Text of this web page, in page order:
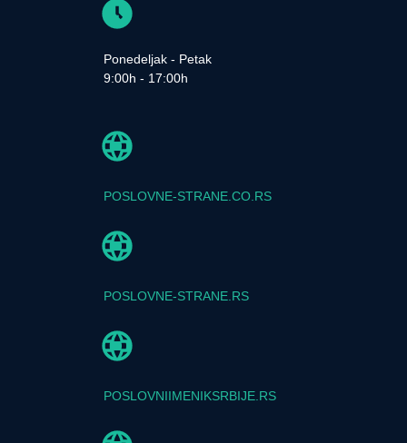
Ponedeljak - Petak
9:00h - 17:00h
POSLOVNE-STRANE.CO.RS
POSLOVNE-STRANE.RS
POSLOVNIIMENIKSRBIJE.RS